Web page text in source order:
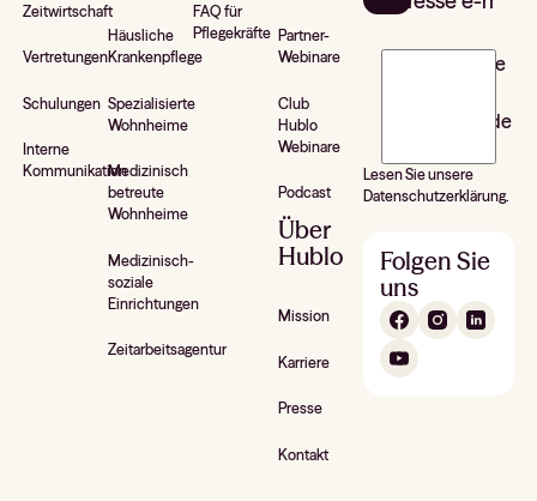
Zeitwirtschaft
Vertretungen
Schulungen
Interne
Kommunikation
Häusliche
Krankenpflege
Spezialisierte
Wohnheime
Medizinisch
betreute
Wohnheime
Medizinisch-
soziale
Einrichtungen
Zeitarbeitsagentur
FAQ für
Pflegekräfte Partner-
Webinare
Club
Hublo
Webinare
Podcast
Über
Hublo
Mission
Karriere
Presse
Kontakt
J’accepte de
newsletter de
Lesen Sie unsere
Datenschutzerklärung.
Folgen Sie
uns